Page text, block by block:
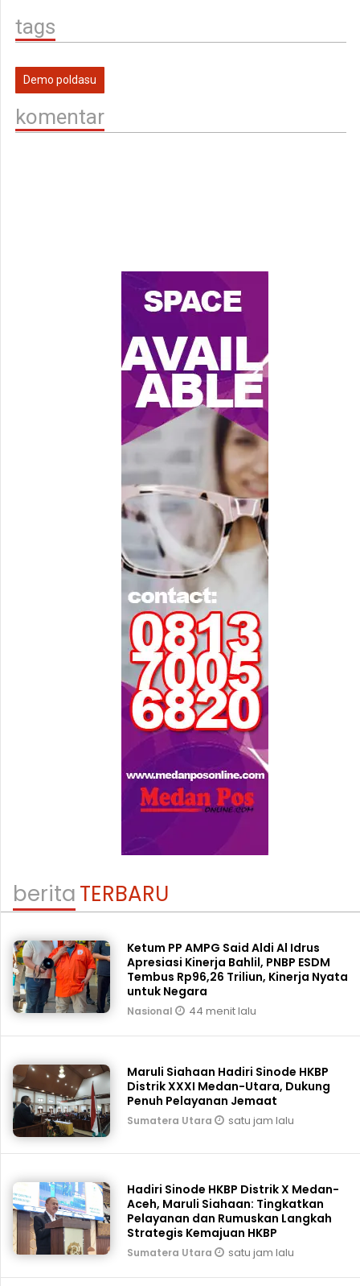
tags
Demo poldasu
komentar
beritaTERBARU
Ketum PP AMPG Said Aldi Al Idrus
Apresiasi Kinerja Bahlil, PNBP ESDM
Tembus Rp96,26 Triliun, Kinerja Nyata
untuk Negara
Nasional 44 menit lalu
Maruli Siahaan Hadiri Sinode HKBP
Distrik XXXI Medan-Utara, Dukung
Penuh Pelayanan Jemaat
Sumatera Utara satu jam lalu
Hadiri Sinode HKBP Distrik X Medan-
Aceh, Maruli Siahaan: Tingkatkan
Pelayanan dan Rumuskan Langkah
Strategis Kemajuan HKBP
Sumatera Utara satu jam lalu